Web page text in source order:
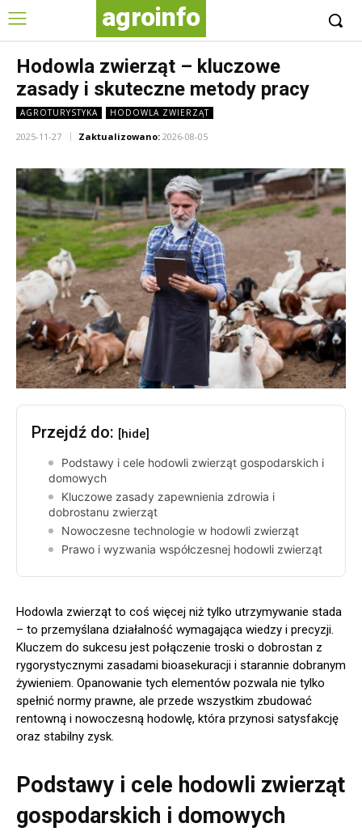
agroinfo
Hodowla zwierząt – kluczowe
zasady i skuteczne metody pracy
AGROTURYSTYKA HODOWLA ZWIERZĄT
2025-11-27 Zaktualizowano: 2026-08-05
Przejdź do: [hide]
Podstawy i cele hodowli zwierząt gospodarskich i
domowych
Kluczowe zasady zapewnienia zdrowia i
dobrostanu zwierząt
Nowoczesne technologie w hodowli zwierząt
Prawo i wyzwania współczesnej hodowli zwierząt
Hodowla zwierząt to coś więcej niż tylko utrzymywanie stada
– to przemyślana działalność wymagająca wiedzy i precyzji.
Kluczem do sukcesu jest połączenie troski o dobrostan z
rygorystycznymi zasadami bioasekuracji i starannie dobranym
żywieniem. Opanowanie tych elementów pozwala nie tylko
spełnić normy prawne, ale przede wszystkim zbudować
rentowną i nowoczesną hodowlę, która przynosi satysfakcję
oraz stabilny zysk.
Podstawy i cele hodowli zwierząt
gospodarskich i domowych